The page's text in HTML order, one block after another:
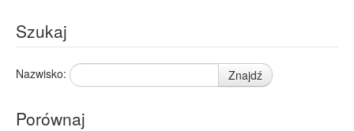
Szukaj
Nazwisko: Znajdź
Porównaj